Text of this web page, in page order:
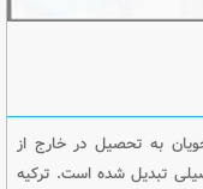
به تحصیل در خارج از
تبدیل شده است. ترکیه